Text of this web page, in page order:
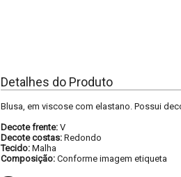
Detalhes do Produto
Blusa, em viscose com elastano. Possui
Decote frente: V
Decote costas: Redondo
Tecido: Malha
Composição: Conforme imagem etiqueta